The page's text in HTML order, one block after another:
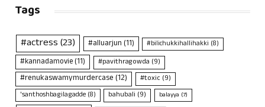
Tags
#actress(23) #alluarjun(11) #bilichukkihallihakki (8)
#kannadamovie(11) #pavithragowda (9)
#renukaswamymurdercase(12) #toxic(9)
'santhoshbagilagadde (8) bahubali (9) balayya (7)